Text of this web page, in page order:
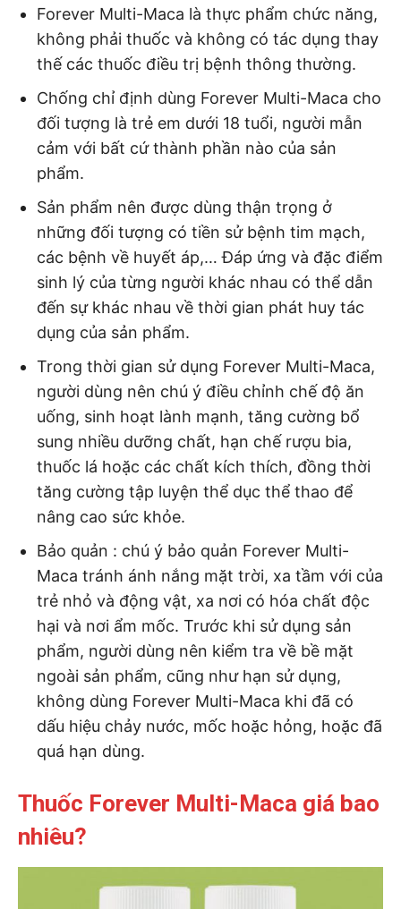
Forever Multi-Maca là thực phẩm chức năng,
không phải thuốc và không có tác dụng thay
thế các thuốc điều trị bệnh thông thường.
Chống chỉ định dùng Forever Multi-Maca cho
đối tượng là trẻ em dưới 18 tuổi, người mẫn
cảm với bất cứ thành phần nào của sản
phẩm.
Sản phẩm nên được dùng thận trọng ở
những đối tượng có tiền sử bệnh tim mạch,
các bệnh về huyết áp,… Đáp ứng và đặc điểm
sinh lý của từng người khác nhau có thể dẫn
đến sự khác nhau về thời gian phát huy tác
dụng của sản phẩm.
Trong thời gian sử dụng Forever Multi-Maca,
người dùng nên chú ý điều chỉnh chế độ ăn
uống, sinh hoạt lành mạnh, tăng cường bổ
sung nhiều dưỡng chất, hạn chế rượu bia,
thuốc lá hoặc các chất kích thích, đồng thời
tăng cường tập luyện thể dục thể thao để
nâng cao sức khỏe.
Bảo quản : chú ý bảo quản Forever Multi-
Maca tránh ánh nắng mặt trời, xa tầm với của
trẻ nhỏ và động vật, xa nơi có hóa chất độc
hại và nơi ẩm mốc. Trước khi sử dụng sản
phẩm, người dùng nên kiểm tra về bề mặt
ngoài sản phẩm, cũng như hạn sử dụng,
không dùng Forever Multi-Maca khi đã có
dấu hiệu chảy nước, mốc hoặc hỏng, hoặc đã
quá hạn dùng.
Thuốc Forever Multi-Maca giá bao
nhiêu?